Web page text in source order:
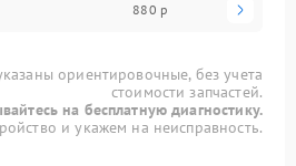
880 р
ориентировочные, без учета
стоимости запчастей.
на бесплатную диагностику.
и укажем на неисправность.